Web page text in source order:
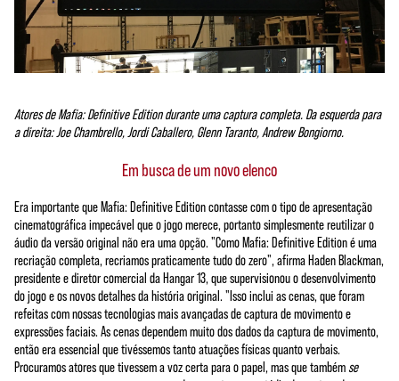
Atores de Mafia: Definitive Edition durante uma captura completa. Da esquerda para
a direita: Joe Chambrello, Jordi Caballero, Glenn Taranto, Andrew Bongiorno.
Em busca de um novo elenco
Era importante que Mafia: Definitive Edition contasse com o tipo de apresentação
cinematográfica impecável que o jogo merece, portanto simplesmente reutilizar o
áudio da versão original não era uma opção. "Como Mafia: Definitive Edition é uma
recriação completa, recriamos praticamente tudo do zero", afirma Haden Blackman,
presidente e diretor comercial da Hangar 13, que supervisionou o desenvolvimento
do jogo e os novos detalhes da história original. "Isso inclui as cenas, que foram
refeitas com nossas tecnologias mais avançadas de captura de movimento e
expressões faciais. As cenas dependem muito dos dados da captura de movimento,
então era essencial que tivéssemos tanto atuações físicas quanto verbais.
Procuramos atores que tivessem a voz certa para o papel, mas que também se